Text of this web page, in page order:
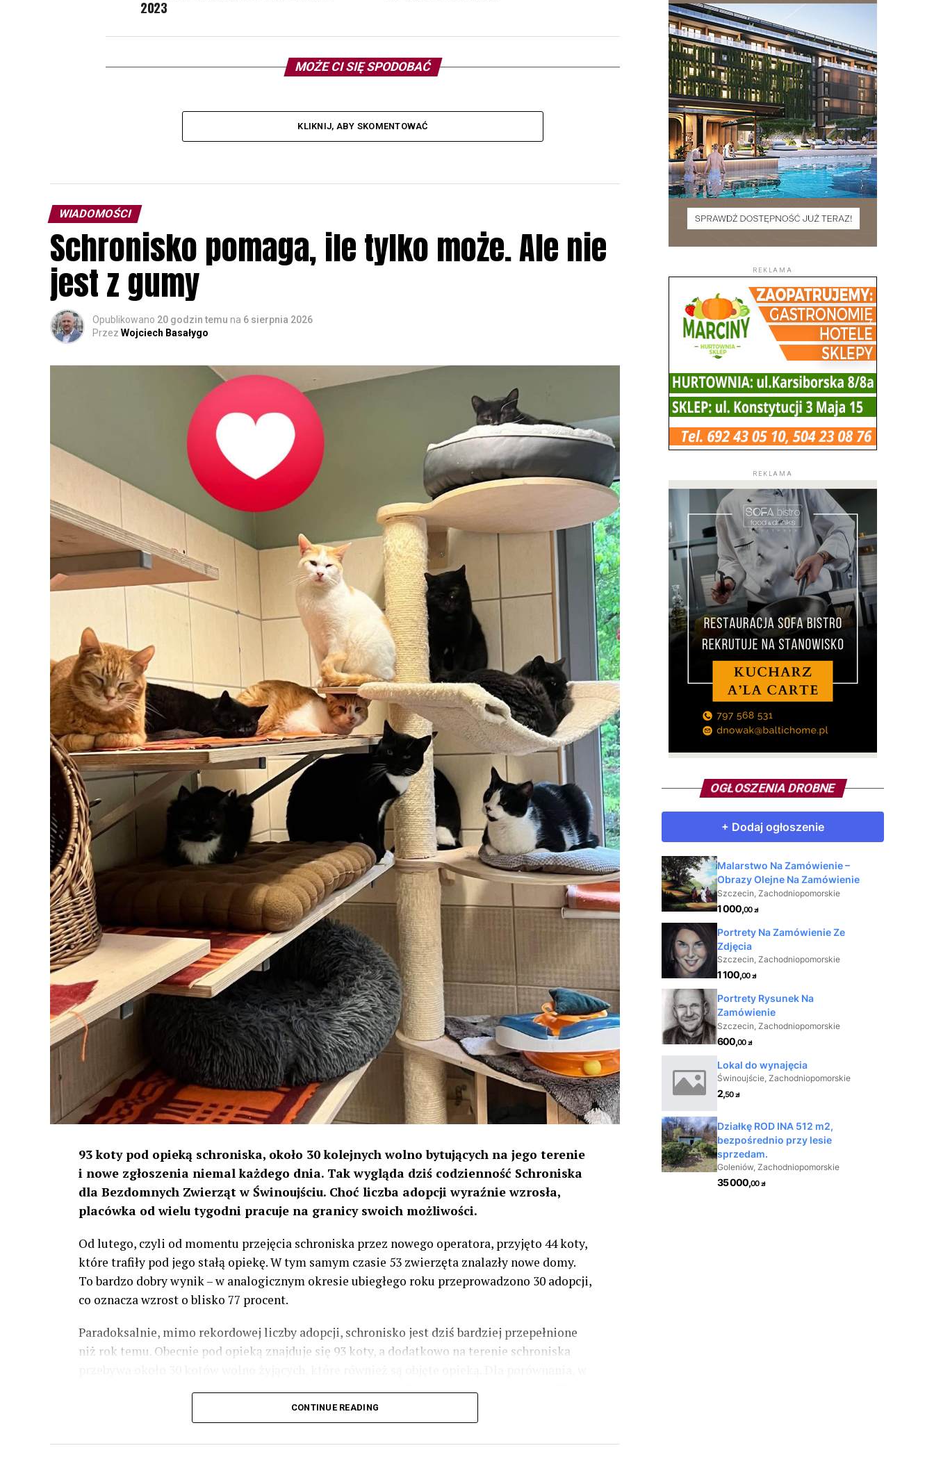
2023
MOŻE CI SIĘ SPODOBAĆ
KLIKNIJ, ABY SKOMENTOWAĆ
WIADOMOŚCI
Schronisko pomaga, ile tylko może. Ale nie
jest z gumy
Opublikowano 20 godzin temu na 6 sierpnia 2026
Przez Wojciech Basałygo
93 koty pod opieką schroniska, około 30 kolejnych wolno bytujących na jego terenie
i nowe zgłoszenia niemal każdego dnia. Tak wygląda dziś codzienność Schroniska
dla Bezdomnych Zwierząt w Świnoujściu. Choć liczba adopcji wyraźnie wzrosła,
placówka od wielu tygodni pracuje na granicy swoich możliwości.
Od lutego, czyli od momentu przejęcia schroniska przez nowego operatora, przyjęto 44 koty,
które trafiły pod jego stałą opiekę. W tym samym czasie 53 zwierzęta znalazły nowe domy.
To bardzo dobry wynik – w analogicznym okresie ubiegłego roku przeprowadzono 30 adopcji,
co oznacza wzrost o blisko 77 procent.
Paradoksalnie, mimo rekordowej liczby adopcji, schronisko jest dziś bardziej przepełnione
niż rok temu. Obecnie pod opieką znajduje się 93 koty, a dodatkowo na terenie schroniska
tym samym okresie 2024 roku w schronisku było 60 kotów. To oznacza wzrost o ponad 55
– Pomagamy każdemu zwierzęciu, które naprawdę tej pomocy potrzebuje. Jednocześnie
CONTINUE READING
REKLAMA
REKLAMA
OGŁOSZENIA DROBNE